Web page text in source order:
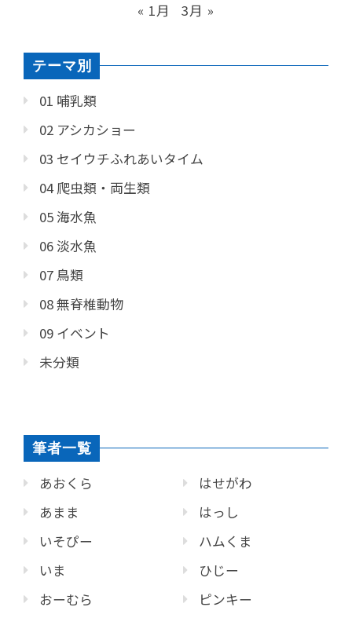
« 1月 3月 »
テーマ別
01 哺乳類
02 アシカショー
03 セイウチふれあいタイム
04 爬虫類・両生類
05 海水魚
06 淡水魚
07 鳥類
08 無脊椎動物
09 イベント
未分類
筆者一覧
あおくら
あまま
いそぴー
いま
おーむら
はせがわ
はっし
ハムくま
ひじー
ピンキー